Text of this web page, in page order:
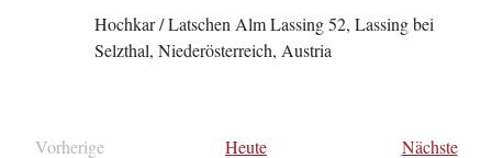
Hochkar / Latschen AlmLassing 52, Lassing bei
Selzthal, Niederösterreich, Austria
Vorherige
Heute Nächste